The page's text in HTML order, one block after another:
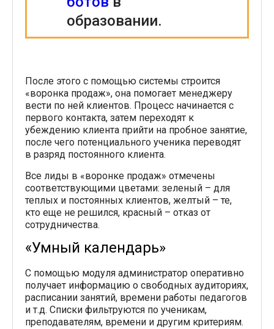
образовании.
После этого с помощью системы строится
«воронка продаж», она помогает менеджеру
вести по ней клиентов. Процесс начинается с
первого контакта, затем переходят к
убеждению клиента прийти на пробное занятие,
после чего потенциального ученика переводят
в разряд постоянного клиента.
Все лиды в «воронке продаж» отмечены
соответствующими цветами: зеленый – для
теплых и постоянных клиентов, желтый – те,
кто еще не решился, красный – отказ от
сотрудничества.
«Умный календарь»
С помощью модуля администратор оперативно
получает информацию о свободных аудиториях,
расписании занятий, времени работы педагогов
и т.д. Списки фильтруются по ученикам,
преподавателям, времени и другим критериям.